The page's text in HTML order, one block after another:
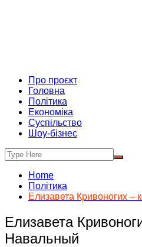
Про проєкт
Головна
Політика
Економіка
Суспільство
Шоу-бізнес
Home
Політика
Елизавета Кривоногих –
Елизавета
Навальный